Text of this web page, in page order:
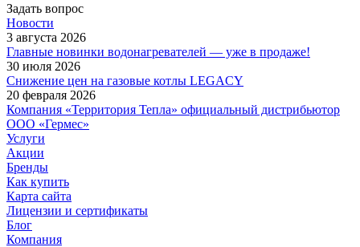
Задать вопрос
Новости
3 августа 2026
Главные новинки водонагревателей — уже в продаже!
30 июля 2026
Снижение цен на газовые котлы LEGACY
20 февраля 2026
Компания «Территория Тепла» официальный дистрибьютор
ООО «Гермес»
Услуги
Акции
Бренды
Как купить
Карта сайта
Лицензии и сертификаты
Блог
Компания